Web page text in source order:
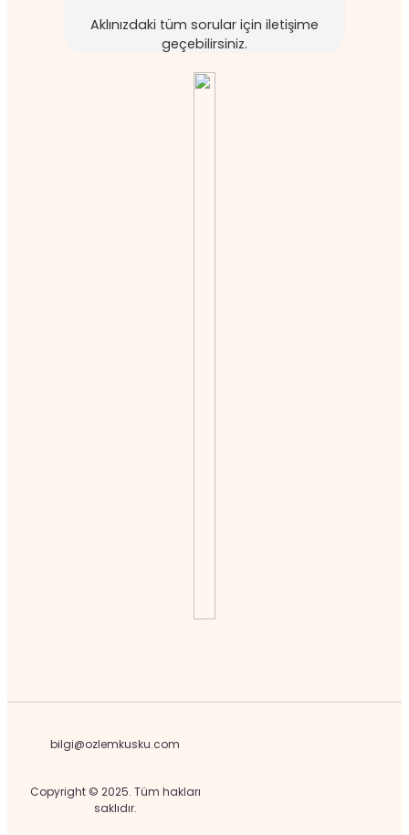
Aklınızdaki tüm sorular için iletişime
geçebilirsiniz.
bilgi@ozlemkusku.com
Copyright © 2025. Tüm hakları
saklıdır.